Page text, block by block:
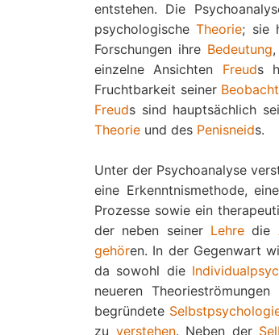
entstehen. Die
psychologischeTheorie; sie
Forschungen ihre Bedeutung
einzelne Ansichten Freuds
Fruchtbarkeit seiner
Freuds sind hauptsächlich
Theorie und des Penisneids.
Unter der Psychoanalyse
eine Erkenntnismethode, eine
Prozesse sowie ein
der neben seiner Lehre die
gehören. In der Gegenwart
da sowohl die
neueren
begründete
zu verstehen. Neben der